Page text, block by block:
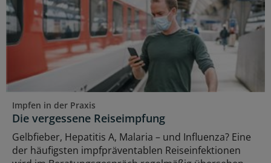
Impfen in der Praxis
Die vergessene Reiseimpfung
Gelbfieber, Hepatitis A, Malaria – und Influenza? Eine
der häufigsten impfpräventablen Reiseinfektionen